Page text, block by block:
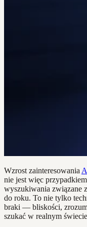
Wzrost zainteresowania
nie jest więc
wyszukiwania związane
do roku. To nie tylko
braki — bliskości,
szukać w realnym